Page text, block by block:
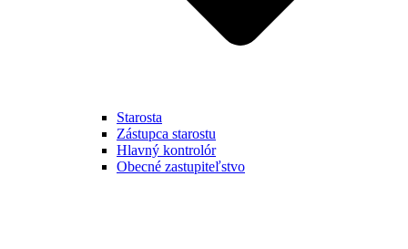
Starosta
Zástupca starostu
Hlavný kontrolór
Obecné zastupiteľstvo